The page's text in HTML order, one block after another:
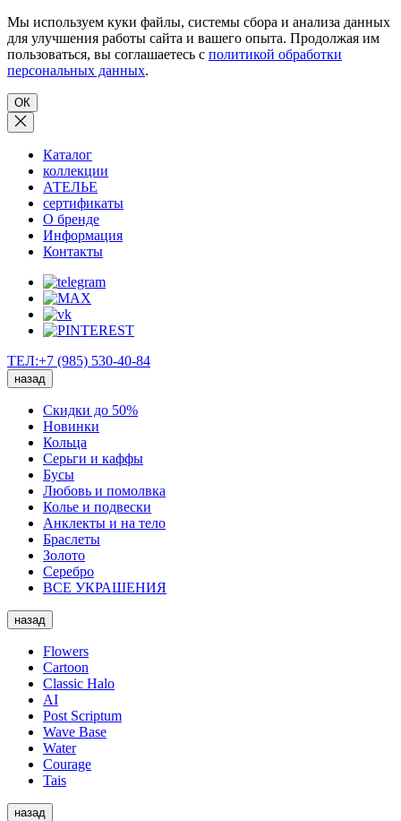
Мы используем куки файлы, системы сбора и анализа данных
для улучшения работы сайта и вашего опыта. Продолжая им
пользоваться, вы соглашаетесь с политикой обработки
персональных данных.
ОК
Каталог
коллекции
АТЕЛЬЕ
сертификаты
О бренде
Информация
Контакты
ТЕЛ:+7 (985) 530-40-84
назад
Скидки до 50%
Новинки
Кольца
Серьги и каффы
Бусы
Любовь и помолвка
Колье и подвески
Анклекты и на тело
Браслеты
Золото
Серебро
ВСЕ УКРАШЕНИЯ
назад
Flowers
Cartoon
Classic Halo
AI
Post Scriptum
Wave Base
Water
Courage
Tais
назад